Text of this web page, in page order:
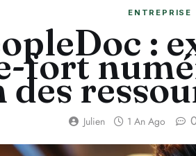
ENTREPRISE
:
fort
des
Julien 1 An Ago